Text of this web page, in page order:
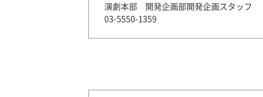
演劇本部 開発企画部開発企画スタッフ
03-5550-1359